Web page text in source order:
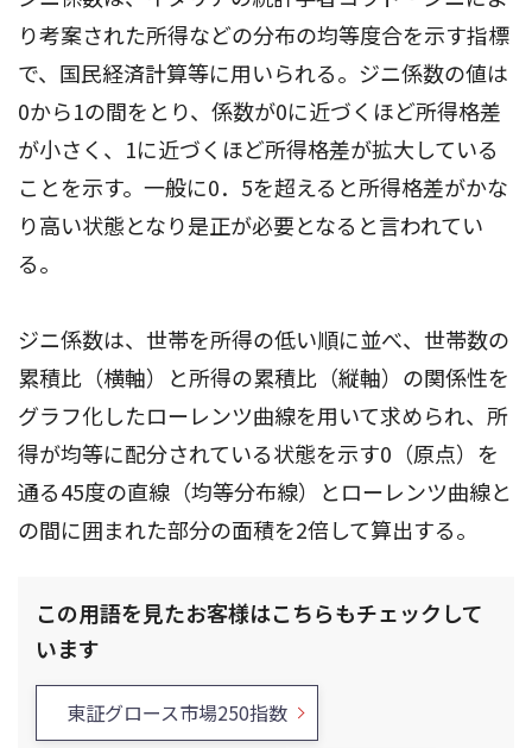
り考案された所得などの分布の均等度合を示す指標
で、国民経済計算等に用いられる。ジニ係数の値は
0から1の間をとり、係数が0に近づくほど所得格差
が小さく、1に近づくほど所得格差が拡大している
ことを示す。一般に0．5を超えると所得格差がかな
り高い状態となり是正が必要となると言われてい
る。
ジニ係数は、世帯を所得の低い順に並べ、世帯数の
累積比（横軸）と所得の累積比（縦軸）の関係性を
グラフ化したローレンツ曲線を用いて求められ、所
得が均等に配分されている状態を示す0（原点）を
通る45度の直線（均等分布線）とローレンツ曲線と
の間に囲まれた部分の面積を2倍して算出する。
この用語を見たお客様はこちらもチェックして
います
東証グロース市場250指数